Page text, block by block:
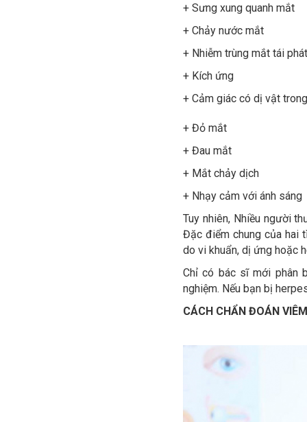
+ Sưng xung quanh mắt
+ Chảy nước mắt
+ Nhiễm trùng mắt tái phát
+ Kích ứng
+ Cảm giác có dị vật
+ Đỏ mắt
+ Đau mắt
+ Mắt chảy dịch
+ Nhạy cảm với ánh sáng
Tuy nhiên, Nhiều người
Đặc điểm chung của hai
do vi khuẩn, dị ứng hoặc
Chỉ có bác sĩ mới phân
nghiệm. Nếu bạn bị
CÁCH CHẨN ĐOÁN